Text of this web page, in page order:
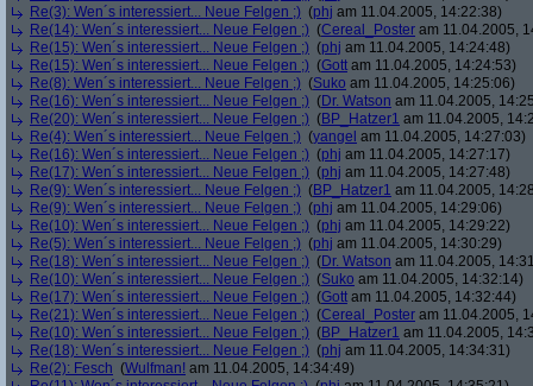
Re(3): Wen´s interessiert... Neue Felgen ;) (phj am 11.04.2005, 14:22:38)
Re(14): Wen´s interessiert... Neue Felgen ;) (Cereal_Poster am 11.04.2005,
Re(15): Wen´s interessiert... Neue Felgen ;) (phj am 11.04.2005, 14:24:48)
Re(15): Wen´s interessiert... Neue Felgen ;) (Gott am 11.04.2005, 14:24:53)
Re(8): Wen´s interessiert... Neue Felgen ;) (Suko am 11.04.2005, 14:25:06)
Re(16): Wen´s interessiert... Neue Felgen ;) (Dr. Watson am 11.04.2005,
Re(20): Wen´s interessiert... Neue Felgen ;) (BP_Hatzer1 am 11.04.2005,
Re(4): Wen´s interessiert... Neue Felgen ;) (yangel am 11.04.2005, 14:27:03)
Re(16): Wen´s interessiert... Neue Felgen ;) (phj am 11.04.2005, 14:27:17)
Re(17): Wen´s interessiert... Neue Felgen ;) (phj am 11.04.2005, 14:27:48)
Re(9): Wen´s interessiert... Neue Felgen ;) (BP_Hatzer1 am 11.04.2005,
Re(9): Wen´s interessiert... Neue Felgen ;) (phj am 11.04.2005, 14:29:06)
Re(10): Wen´s interessiert... Neue Felgen ;) (phj am 11.04.2005, 14:29:22)
Re(5): Wen´s interessiert... Neue Felgen ;) (phj am 11.04.2005, 14:30:29)
Re(18): Wen´s interessiert... Neue Felgen ;) (Dr. Watson am 11.04.2005,
Re(10): Wen´s interessiert... Neue Felgen ;) (Suko am 11.04.2005, 14:32:14)
Re(17): Wen´s interessiert... Neue Felgen ;) (Gott am 11.04.2005, 14:32:44)
Re(21): Wen´s interessiert... Neue Felgen ;) (Cereal_Poster am 11.04.2005,
Re(10): Wen´s interessiert... Neue Felgen ;) (BP_Hatzer1 am 11.04.2005,
Re(18): Wen´s interessiert... Neue Felgen ;) (phj am 11.04.2005, 14:34:31)
Re(2): Fesch (Wulfman! am 11.04.2005, 14:34:49)